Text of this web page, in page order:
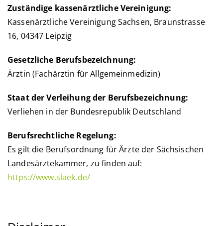
Zuständige kassenärztliche Vereinigung:
Kassenärztliche Vereinigung Sachsen, Braunstrasse
16, 04347 Leipzig
Gesetzliche Berufsbezeichnung:
Ärztin (Fachärztin für Allgemeinmedizin)
Staat der Verleihung der Berufsbezeichnung:
Verliehen in der Bundesrepublik Deutschland
Berufsrechtliche Regelung:
Es gilt die Berufsordnung für Ärzte der Sächsischen
Landesärztekammer, zu finden auf:
https://www.slaek.de/